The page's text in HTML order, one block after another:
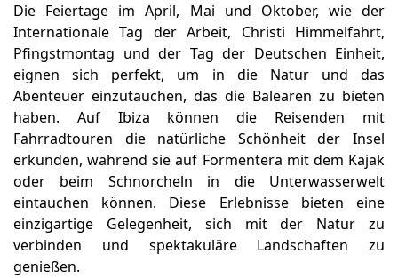
Die Feiertage im April, Mai und Oktober, wie der
Internationale Tag der Arbeit, Christi Himmelfahrt,
Pfingstmontag und der Tag der Deutschen Einheit,
eignen sich perfekt, um in die Natur und das
Abenteuer einzutauchen, das die Balearen zu bieten
haben. Auf Ibiza können die Reisenden mit
Fahrradtouren die natürliche Schönheit der Insel
erkunden, während sie auf Formentera mit dem Kajak
oder beim Schnorcheln in die Unterwasserwelt
eintauchen können. Diese Erlebnisse bieten eine
einzigartige Gelegenheit, sich mit der Natur zu
verbinden und spektakuläre Landschaften zu
genießen.